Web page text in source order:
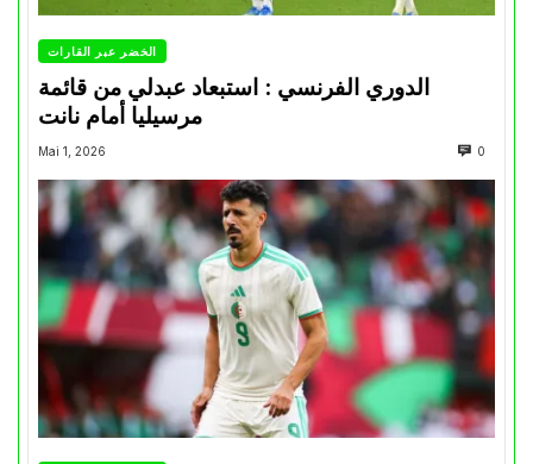
الخضر عبر القارات
الدوري الفرنسي : استبعاد عبدلي من قائمة
مرسيليا أمام نانت
Mai 1, 2026 0